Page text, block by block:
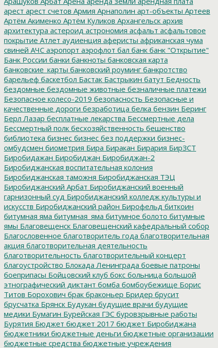
арест арест счетов Армия Арнаполин арт-объекты Артеев
Артём Акименко Артём Куликов Архангельск архив
архитектура астероид астрономия асфальт асфальтовое
покрытие Атлет аудиенция аферисты африканская чума
свиней АЧС аэропорт аэрофлот бал банк банк "Открытие"
Банк России банки банкноты банковская карта
банковские_карты банковский роуминг банкротство
барельеф баскетбол Бастак Бастрыкин батут Бедность
бездомные бездомные животные безналичные платежи
Безопасное колесо-2019 безопасность Безопасные и
качественные дороги безработица белка бензин Беринг
Берл Лазар бесплатные лекарства Бессмертные дела
Бессмертный полк бесхозяйственность бешенство
библиотека бизнес бизнес без поддержки бизнес-
омбудсмен биометрия Бира Биракан Бирария БирЗСТ
Биробидажан Биробиджан Биробиджан-2
Биробиджанская воспитательная колония
Биробиджанская таможня Биробиджанская ТЭЦ
Биробиджанский Арбат Биробиджанский военный
гарнизонный суд Биробиджанский колледж культуры и
искусств Биробиджанский район Бирофельд биткоин
битумная яма битумная_яма битумное болото битумные
ямы Благовещенск Благовещенский кафедральный собор
Благословенное благотворитель года благотворительная
акция благотворительная деятельность
благотворительность благотворительный концерт
благоустройство Блокада Ленинграда боевые патроны
боеприпасы Бойцовский клуб бокс больница большой
этнографический диктант бомба бомбоубежище Борис
Титов Борохович брак браконьер Бридер брусит
брусчатка Брянск Будукан будущие врачи будущие
медики Бумагин Бурейская ГЭС буровзрывные работы
Бурятия Бюджет бюджет 2017 бюджет Биробиджана
бюджетники бюджетные деньги бюджетные организации
бюджетные средства бюджетные учреждения